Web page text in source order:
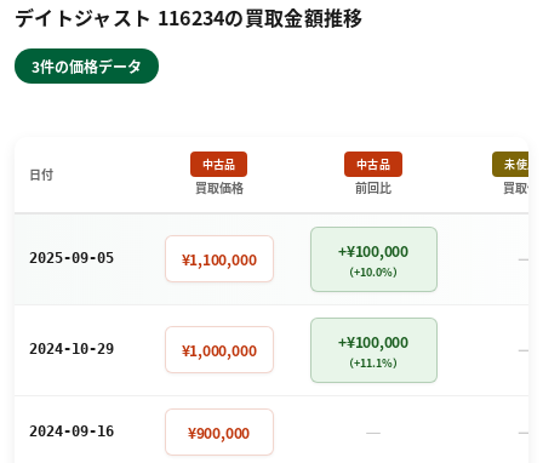
デイトジャスト 116234の買取金額推移
3件の価格データ
日付
中古品
買取価格
中古品
前回比
未使用
買取価
2025-09-05 ¥1,100,000 +¥100,000
（+10.0%） －
2024-10-29 ¥1,000,000 +¥100,000
（+11.1%） －
2024-09-16 ¥900,000 － －